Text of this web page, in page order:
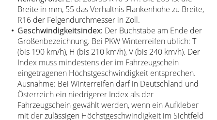
Breite in mm, 55 das Verhältnis Flankenhöhe zu Breite,
R16 der Felgendurchmesser in Zoll.
Geschwindigkeitsindex: Der Buchstabe am Ende der
Größenbezeichnung. Bei PKW Winterreifen üblich: T
(bis 190 km/h), H (bis 210 km/h), V (bis 240 km/h). Der
Index muss mindestens der im Fahrzeugschein
eingetragenen Höchstgeschwindigkeit entsprechen.
Ausnahme: Bei Winterreifen darf in Deutschland und
Österreich ein niedrigerer Index als der
Fahrzeugschein gewählt werden, wenn ein Aufkleber
mit der zulässigen Höchstgeschwindigkeit im Sichtfeld